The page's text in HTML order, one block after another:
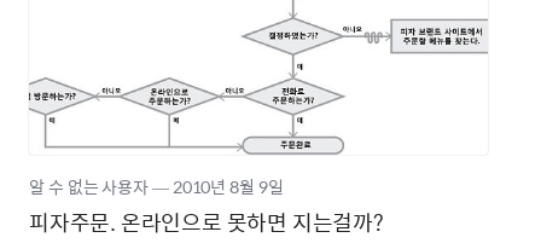
피자주문. 온라인으로 못하면 지는걸까?
알 수 없는 사용자―2010년8월 9일